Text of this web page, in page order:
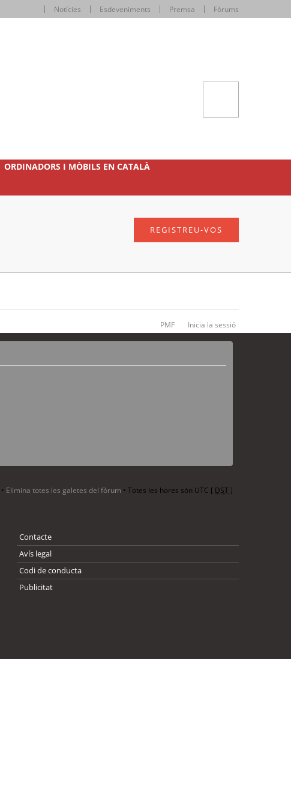
Notícies Esdeveniments Premsa Fòrums
ORDINADORS I MÒBILS EN CATALÀ
REGISTREU-VOS
PMF Inicia la sessió
• Elimina totes les galetes del fòrum • Totes les hores són UTC [ DST]
Contacte
Avís legal
Codi de conducta
Publicitat